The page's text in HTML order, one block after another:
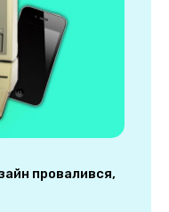
провалився,